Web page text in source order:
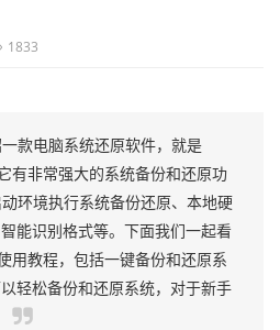
1833
款电脑系统还原软件，就是
有非常强大的系统备份和还原功
环境执行系统备份还原、本地硬
能识别格式等。下面我们一起看
用教程，包括一键备份和还原系
轻松备份和还原系统，对于新手